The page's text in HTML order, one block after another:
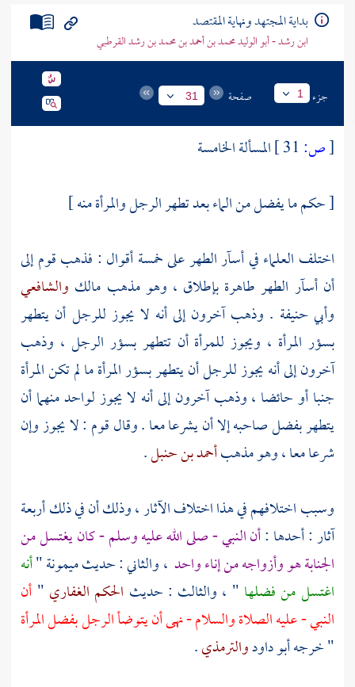
بداية المجتهد ونهاية المقتصد
ابن رشد - أبو الوليد محمد بن أحمد بن محمد بن رشد القرطبي
جزء 1 صفحة 31
[ص:
المسألة الخامسة
[ حكم ما يفضل من الماء بعد تطهر الرجل والمرأة منه ]
اختلف العلماء في أسآر الطهر على خمسة أقوال : فذهب قوم إلى
أن أسآر الطهر طاهرة بإطلاق ، وهو مذهب مالك والشافعي
وأبي حنيفة . وذهب آخرون إلى أنه لا يجوز للرجل أن يتطهر
بسؤر المرأة ، ويجوز للمرأة أن تتطهر بسؤر الرجل ، وذهب
آخرون إلى أنه يجوز للرجل أن يتطهر بسؤر المرأة ما لم تكن المرأة
جنبا أو حائضا ، وذهب آخرون إلى أنه لا يجوز لواحد منهما أن
يتطهر بفضل صاحبه إلا أن يشرعا معا . وقال قوم : لا يجوز وإن
شرعا معا ، وهو مذهبأحمد بن حنبل.
وسبب اختلافهم في هذا اختلاف الآثار ، وذلك أن في ذلك أربعة
آثار : أحدها :أن النبي - صلى الله عليه وسلم - كان يغتسل من
الجنابة هو وأزواجه من إناء واحد ، والثاني : حديثميمونة"أنه
اغتسل من فضلها " ، والثالث : حديث الحكم الغفاري " أن
النبي - عليه الصلاة والسلام - نهى أن يتوضأ الرجل بفضل المرأة
" خرجهأبو داودوالترمذي.